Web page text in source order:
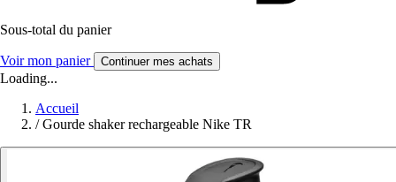
Sous-total du panier
Voir mon panier Continuer mes achats
Loading...
Accueil
/ Gourde shaker rechargeable Nike TR